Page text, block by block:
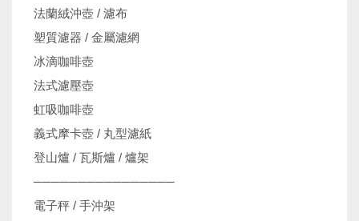
法蘭絨沖壺 / 濾布
塑質濾器 / 金屬濾網
冰滴咖啡壺
法式濾壓壺
虹吸咖啡壺
義式摩卡壺 / 丸型濾紙
登山爐 / 瓦斯爐 / 爐架
────────────────
電子秤 / 手沖架